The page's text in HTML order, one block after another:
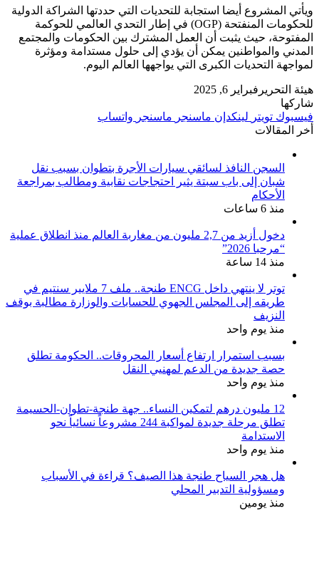
ويأتي المشروع أيضا استجابة للتحديات التي حددتها الشراكة الدولية
للحكومات المنفتحة (OGP) في إطار التحدي العالمي للحوكمة
المفتوحة، حيث يثبت أن العمل المشترك بين الحكومات والمجتمع
المدني والمواطنين يمكن أن يؤدي إلى حلول مستدامة ومؤثرة
لمواجهة التحديات الكبرى التي يواجهها العالم اليوم.
هيئة التحرير فبراير 6, 2025
شاركها
فيسبوك تويتر لينكدإن ماسنجر ماسنجر واتساب
أخر المقالات
السجن النافذ لسائقي سيارات الأجرة بتطوان بسبب نقل
شبان إلى باب سبتة يثير احتجاجات نقابية ومطالب بمراجعة
الأحكام
منذ 6 ساعات
دخول أزيد من 2,7 مليون من مغاربة العالم منذ انطلاق عملية
“مرحبا 2026”
منذ 14 ساعة
توتر لا ينتهي داخل ENCG طنجة.. ملف 7 ملايير سنتيم في
طريقه إلى المجلس الجهوي للحسابات والوزارة مطالبة بوقف
النزيف
منذ يوم واحد
بسبب استمرار ارتفاع أسعار المحروقات.. الحكومة تطلق
حصة جديدة من الدعم لمهنيي النقل
منذ يوم واحد
12 مليون درهم لتمكين النساء.. جهة طنجة-تطوان-الحسيمة
تطلق مرحلة جديدة لمواكبة 244 مشروعاً نسائياً نحو
الاستدامة
منذ يوم واحد
هل هجر السياح طنجة هذا الصيف؟ قراءة في الأسباب
ومسؤولية التدبير المحلي
منذ يومين